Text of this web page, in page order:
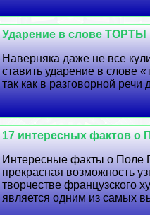
Ударение в слове ТОРТЫ
Наверняка даже не все
ставить ударение в слове
так как в разговорной речи
17 интересных фактов о
Интересные факты о Поле
прекрасная возможность
творчестве французского
является одним из самых